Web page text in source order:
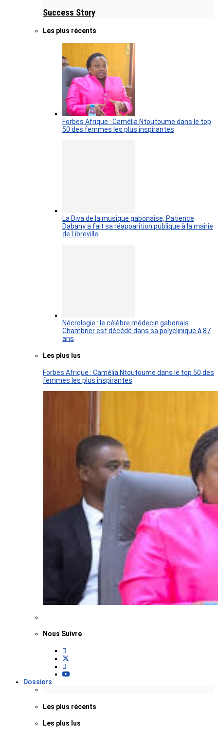
Success Story
Les plus récents
Forbes Afrique : Camélia Ntoutoume dans le top
50 des femmes les plus inspirantes
La Diva de la musique gabonaise, Patience
Dabany a fait sa réapparition publique à la mairie
de Libreville
Nécrologie : le célèbre médecin gabonais
Chambrier est décédé dans sa polyclinique à 87
ans
Les plus lus
Forbes Afrique : Camélia Ntoutoume dans le top 50 des
femmes les plus inspirantes
Nous Suivre
Dossiers
Les plus récents
Les plus lus